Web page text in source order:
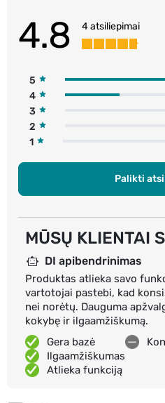
4.8 4 atsiliepimai
5
4
3
2
1
Palikti
MŪSŲ KLIENTAI
DI apibendrinimas
Produktas atlieka savo
vartotojai pastebi, kad
nei norėtų. Dauguma
kokybę ir ilgaamžiškumą.
Gera bazė
Ilgaamžiškumas
Atlieka funkciją